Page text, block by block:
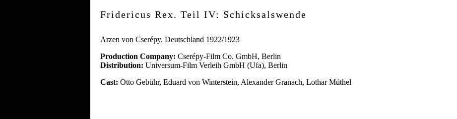
Fridericus Rex. Teil IV: Schicksalswende
Arzen von Cserépy. Deutschland 1922/1923
Production Company: Cserépy-Film Co. GmbH, Berlin
Distribution: Universum-Film Verleih GmbH (Ufa), Berlin
Cast: Otto Gebühr, Eduard von Winterstein, Alexander Granach, Lothar Müthel